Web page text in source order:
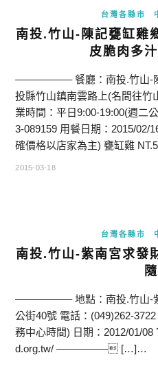
台灣各縣市
南投.竹山-陳記甕缸雞
皮脆肉多
—————– 餐廳：南投.竹山-陳
投縣竹山鎮南雲路上(名間往竹
業時間：平日9:00-19:00(週二
3-089159 用餐日期：2015/02/
確價格以店家為主) 甕缸雞
2015-03-18
台灣各縣市
南投.竹山-紫南宮求發
—————– 地點：南投.竹山-紫
公街40號 電話：(049)262-
務中心時間) 日期：2012/01/08
d.org.tw/ ————— […]…